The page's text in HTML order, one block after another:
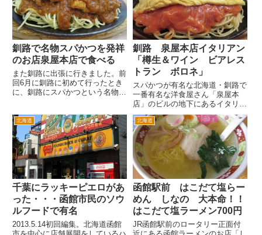
てます。 なぜかトップ１～２位
がほぼ通年変わらずなんです。
ひ...
釧路で名物スパかつを発祥
のお店泉屋本店で食べる
また釧路に出張に行きました。前
回6月に釧路に初めて行ったとき
に、釧路にスパかつという名物が
きです。 これは是非スパかつ発
祥のお店で食べたい！ということ
で発祥のお店「泉屋本店」さん
に...
釧路 泉屋本店イタリアン
「樽生＆ワイン ビアレス
トラン ボロネ」
スパかつが有名な北海道・釧路で
一番有名な洋食屋さん「泉屋本
店」のビルの地下にあるイタリア
ン「ボロネ」さん。 釧路に行く
とスパかつが食べたいので泉屋本
店さんに行きます。そのときに同
じビルの脇にイタリアンのお店の
入口があり、気になっていまし
た。...
北海道
千葉にラッキーピエロがあ
った・・・函館市民のソウ
ルフードで有名
2013.5.14初回編集。北海道函館
北海道
函館駅前 はこだて塩らー
めん しなの 大本命！！
はこだて塩ラーメン700円
JR函館駅前のロータリー正面付